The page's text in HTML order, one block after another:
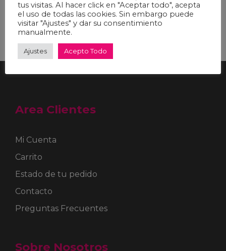
Area Clientes
Mi Cuenta
Carrito
Estado de tu pedido
Contacto
Preguntas Frecuentes
Sobre Nosotros
tus visitas. Al hacer click en "Aceptar todo", acepta
el uso de todas las cookies. Sin embargo puede
visitar "Ajustes" y dar su consentimiento
manualmente.
Ajustes Acepto Todo